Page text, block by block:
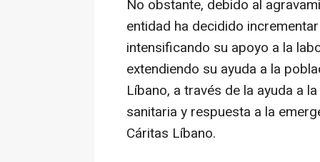
No obstante, debido al
entidad ha decidido
intensificando su apoyo a la
extendiendo su ayuda a la
Líbano, a través de la ayuda a
sanitaria y respuesta a la
Cáritas Líbano.